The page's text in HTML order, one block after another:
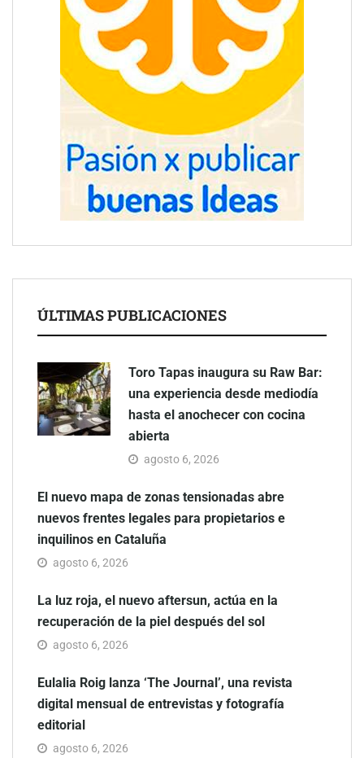
ÚLTIMAS PUBLICACIONES
Toro Tapas inaugura su Raw Bar:
una experiencia desde mediodía
hasta el anochecer con cocina
abierta
agosto 6, 2026
El nuevo mapa de zonas tensionadas abre
nuevos frentes legales para propietarios e
inquilinos en Cataluña
agosto 6, 2026
La luz roja, el nuevo aftersun, actúa en la
recuperación de la piel después del sol
agosto 6, 2026
Eulalia Roig lanza ‘The Journal’, una revista
digital mensual de entrevistas y fotografía
editorial
agosto 6, 2026